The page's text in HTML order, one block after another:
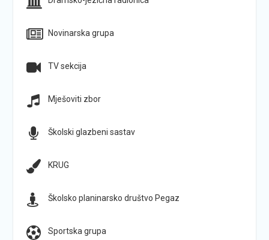
Novinarska grupa
TV sekcija
Mješoviti zbor
Školski glazbeni sastav
KRUG
Školsko planinarsko društvo Pegaz
Sportska grupa